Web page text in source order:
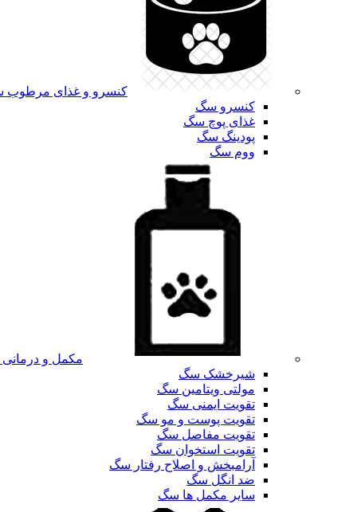
کنسرو و غذای
کنسرو سگ
غذای پوچ سگ
پودینگ سگ
ووم سگ
مکمل و
شیرخشک سگ
مولتی ویتامین سگ
تقویت ایمنی سگ
تقویت پوست و مو سگ
تقویت مفاصل سگ
تقویت استخوان سگ
آرامبخش و اصلاح رفتار سگ
ضد انگل سگ
سایر مکمل ها سگ